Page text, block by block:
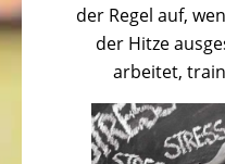
der Regel auf,
der Hitze
arbeitet,